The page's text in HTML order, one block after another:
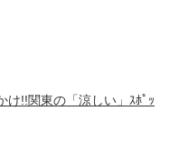
け!!関東の「涼しい」ｽﾎﾟｯ